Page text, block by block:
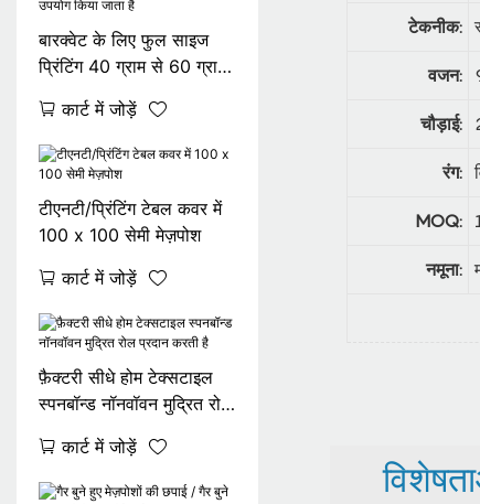
टेकनीक:
वजन:
चौड़ाई:
रंग:
MOQ:
नमूना:
बारक्वेट के लिए फुल साइज
प्रिंटिंग 40 ग्राम से 60 ग्राम
किया जाता है
कार्ट में जोड़ें
टीएनटी/प्रिंटिंग टेबल कवर में
100 x 100 सेमी मेज़पोश
कार्ट में जोड़ें
फ़ैक्टरी सीधे होम टेक्सटाइल
स्पनबॉन्ड नॉनवॉवन मुद्रित रोल
कार्ट में जोड़ें